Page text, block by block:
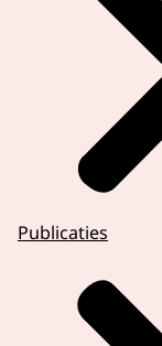
Publicaties